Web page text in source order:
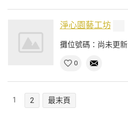
淨心園藝工坊
攤位號碼：尚未更新
0
1 2 最末頁